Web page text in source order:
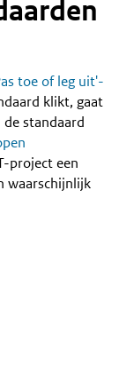
toe of leg uit'-
klikt, gaat
standaard
project een
waarschijnlijk